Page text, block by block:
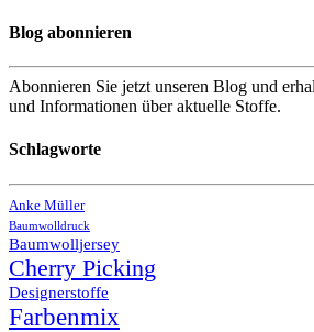
Blog abonnieren
Abonnieren Sie jetzt unseren Blog und
und Informationen über aktuelle Stoffe.
Schlagworte
Anke Müller
Baumwolldruck
Baumwolljersey
Cherry Picking
Designerstoffe
Farbenmix